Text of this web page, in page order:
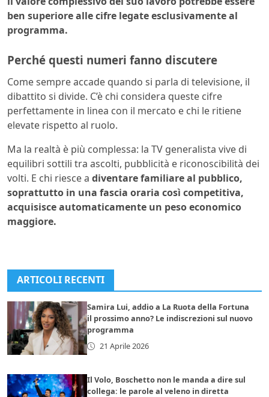
ben superiore alle cifre legate esclusivamente al
programma.
Perché questi numeri fanno discutere
Come sempre accade quando si parla di televisione, il
dibattito si divide. C’è chi considera queste cifre
perfettamente in linea con il mercato e chi le ritiene
elevate rispetto al ruolo.
Ma la realtà è più complessa: la TV generalista vive di
equilibri sottili tra ascolti, pubblicità e riconoscibilità dei
volti. E chi riesce a diventare familiare al pubblico,
soprattutto in una fascia oraria così competitiva,
acquisisce automaticamente un peso economico
maggiore.
ARTICOLI RECENTI
Samira Lui, addio a La Ruota della Fortuna
il prossimo anno? Le indiscrezioni sul nuovo
programma
21 Aprile 2026
Il Volo, Boschetto non le manda a dire sul
collega: le parole al veleno in diretta